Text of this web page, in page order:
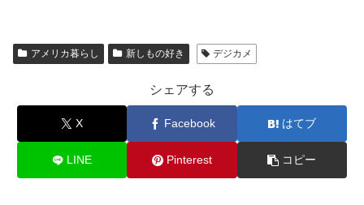
アメリカ暮らし 新しもの好き デジカメ
シェアする
X Facebook はてブ
LINE Pinterest コピー